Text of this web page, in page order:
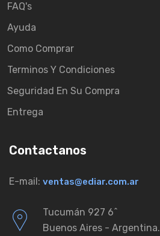
FAQ's
Ayuda
Como Comprar
Terminos Y Condiciones
Seguridad En Su Compra
Entrega
Contactanos
E-mail: ventas@ediar.com.ar
Tucumán 927 6ˆ
Buenos Aires - Argentina.